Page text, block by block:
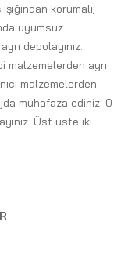
korumalı,
uyumsuz
depolayınız.
malzemelerden ayrı
malzemelerden
muhafaza ediniz. 0
Üst üste iki